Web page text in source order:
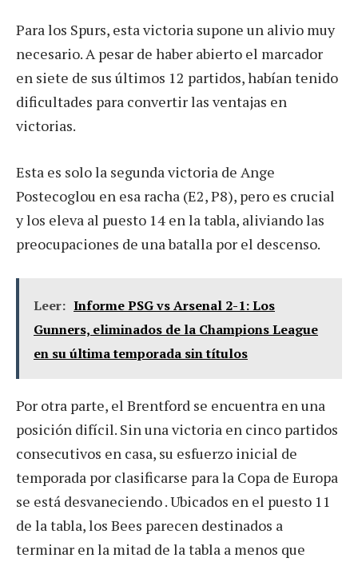
Para los Spurs, esta victoria supone un alivio muy
necesario. A pesar de haber abierto el marcador
en siete de sus últimos 12 partidos, habían tenido
dificultades para convertir las ventajas en
victorias.
Esta es solo la segunda victoria de Ange
Postecoglou en esa racha (E2, P8), pero es crucial
y los eleva al puesto 14 en la tabla, aliviando las
preocupaciones de una batalla por el descenso.
Leer: Informe PSG vs Arsenal 2-1: Los
Gunners, eliminados de la Champions League
en su última temporada sin títulos
Por otra parte, el Brentford se encuentra en una
posición difícil. Sin una victoria en cinco partidos
consecutivos en casa, su esfuerzo inicial de
temporada por clasificarse para la Copa de Europa
se está desvaneciendo . Ubicados en el puesto 11
de la tabla, los Bees parecen destinados a
terminar en la mitad de la tabla a menos que